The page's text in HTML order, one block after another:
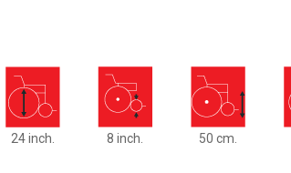
24 inch. 8 inch. 50 cm.